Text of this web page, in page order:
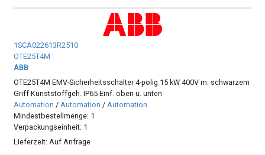
1SCA022613R2510
OTE25T4M
ABB
OTE25T4M EMV-Sicherheitsschalter 4-polig 15 kW 400V m. schwarzem
Griff Kunststoffgeh. IP65 Einf. oben u. unten
Automation /Automation /Automation
Mindestbestellmenge: 1
Verpackungseinheit: 1
Lieferzeit:Auf Anfrage